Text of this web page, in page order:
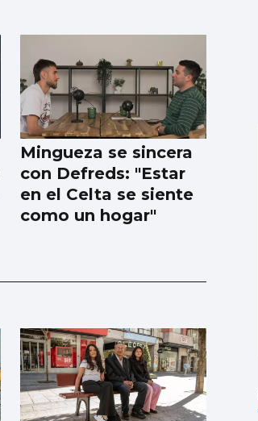
Mingueza se sincera
con Defreds: "Estar
en el Celta se siente
como un hogar"